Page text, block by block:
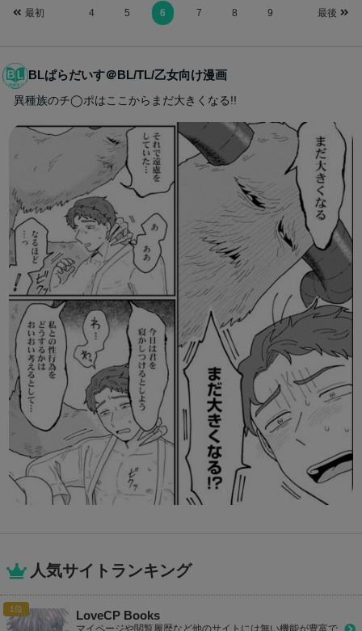
最初 4 5 6 7 8 9 最後
BLぱらだいす＠BL/TL/乙女向け漫画
異種族のチ◯ポはここからまだ大きくなる!!
人気サイトランキング
LoveCP Books